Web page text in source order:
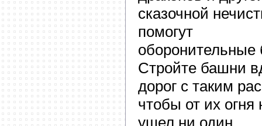
сказочной
помогут
Стройте башни
дорог с таким
чтобы от их огня